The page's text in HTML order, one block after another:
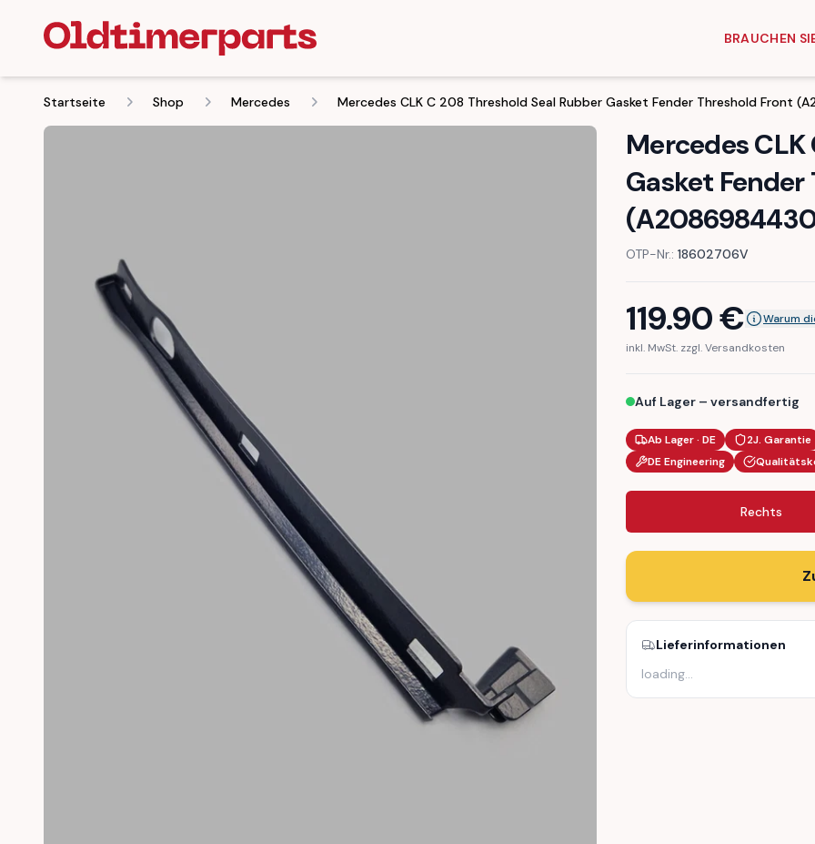
BRAUCHEN
Startseite Shop Mercedes Mercedes CLK C 208 Threshold Seal Rubber Gasket Fender Threshold Front
Mercedes CLK
Gasket
OTP-Nr.: 18602706V
119.90€
Warum
inkl. MwSt. zzgl. Versandkosten
Auf Lager – versandfertig
Ab Lager · DE 2J. Garantie
DE Engineering
Rechts
Lieferinformationen
loading…